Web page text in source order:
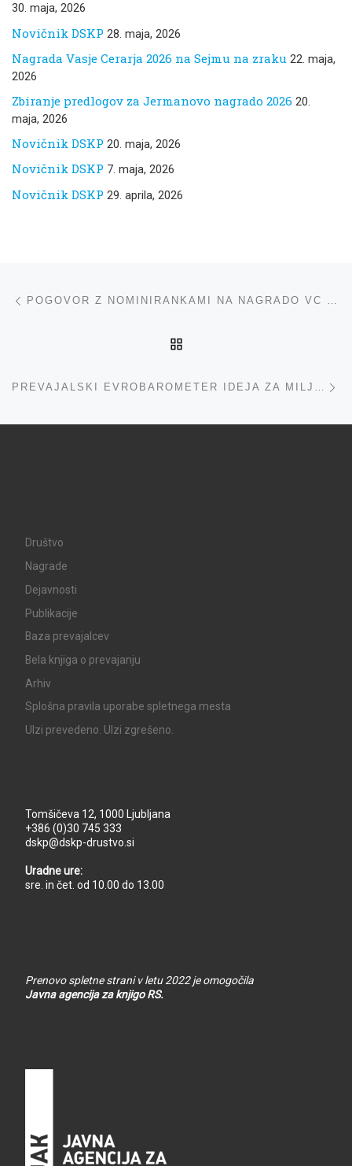
30. maja, 2026
Novičnik DSKP 28. maja, 2026
Nagrada Vasje Cerarja 2026 na Sejmu na zraku 22. maja,
2026
Zbiranje predlogov za Jermanovo nagrado 2026 20.
maja, 2026
Novičnik DSKP 20. maja, 2026
Novičnik DSKP 7. maja, 2026
Novičnik DSKP 29. aprila, 2026
Navigacija med prispevki
PREVAJALSKI EVROBAROMETER IDEJA ZA MILJOOOOOON, 28. 5. 2025
Društvo
Nagrade
Dejavnosti
Publikacije
Baza prevajalcev
Bela knjiga o prevajanju
Arhiv
Splošna pravila uporabe spletnega mesta
UIzi prevedeno. UIzi zgrešeno.
Tomšičeva 12, 1000 Ljubljana
+386 (0)30 745 333
dskp@dskp-drustvo.si
Uradne ure:
sre. in čet. od 10.00 do 13.00
Prenovo spletne strani v letu 2022 je omogočila
Javna agencija za knjigo RS.